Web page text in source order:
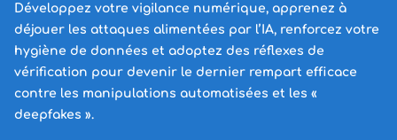
Développez votre vigilance numérique, apprenez à
déjouer les attaques alimentées par l’IA, renforcez votre
hygiène de données et adoptez des réflexes de
vérification pour devenir le dernier rempart efficace
contre les manipulations automatisées et les «
deepfakes ».